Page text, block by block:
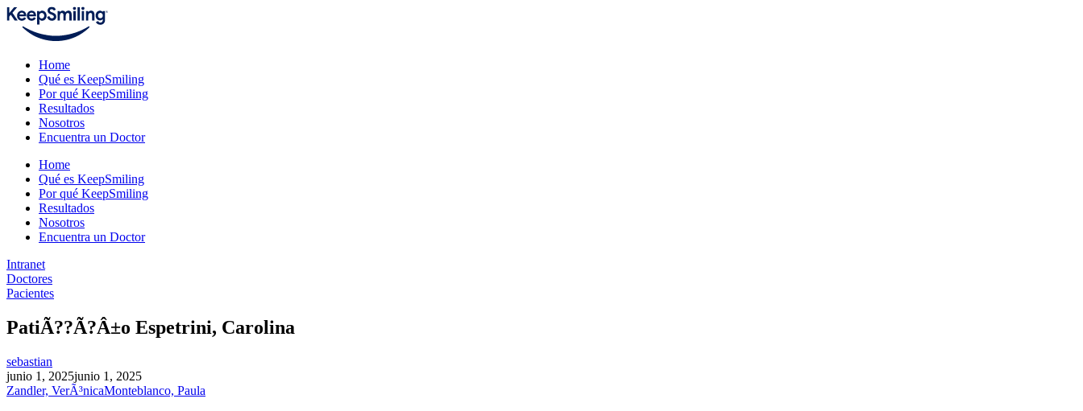
Home
Qué es KeepSmiling
Por qué KeepSmiling
Resultados
Nosotros
Encuentra un Doctor
Home
Qué es KeepSmiling
Por qué KeepSmiling
Resultados
Nosotros
Encuentra un Doctor
Intranet
Doctores
Pacientes
PatiÃ??Ã?Â±o Espetrini, Carolina
sebastian
junio 1, 2025junio 1, 2025
Zandler, VerÃ³nicaMonteblanco, Paula